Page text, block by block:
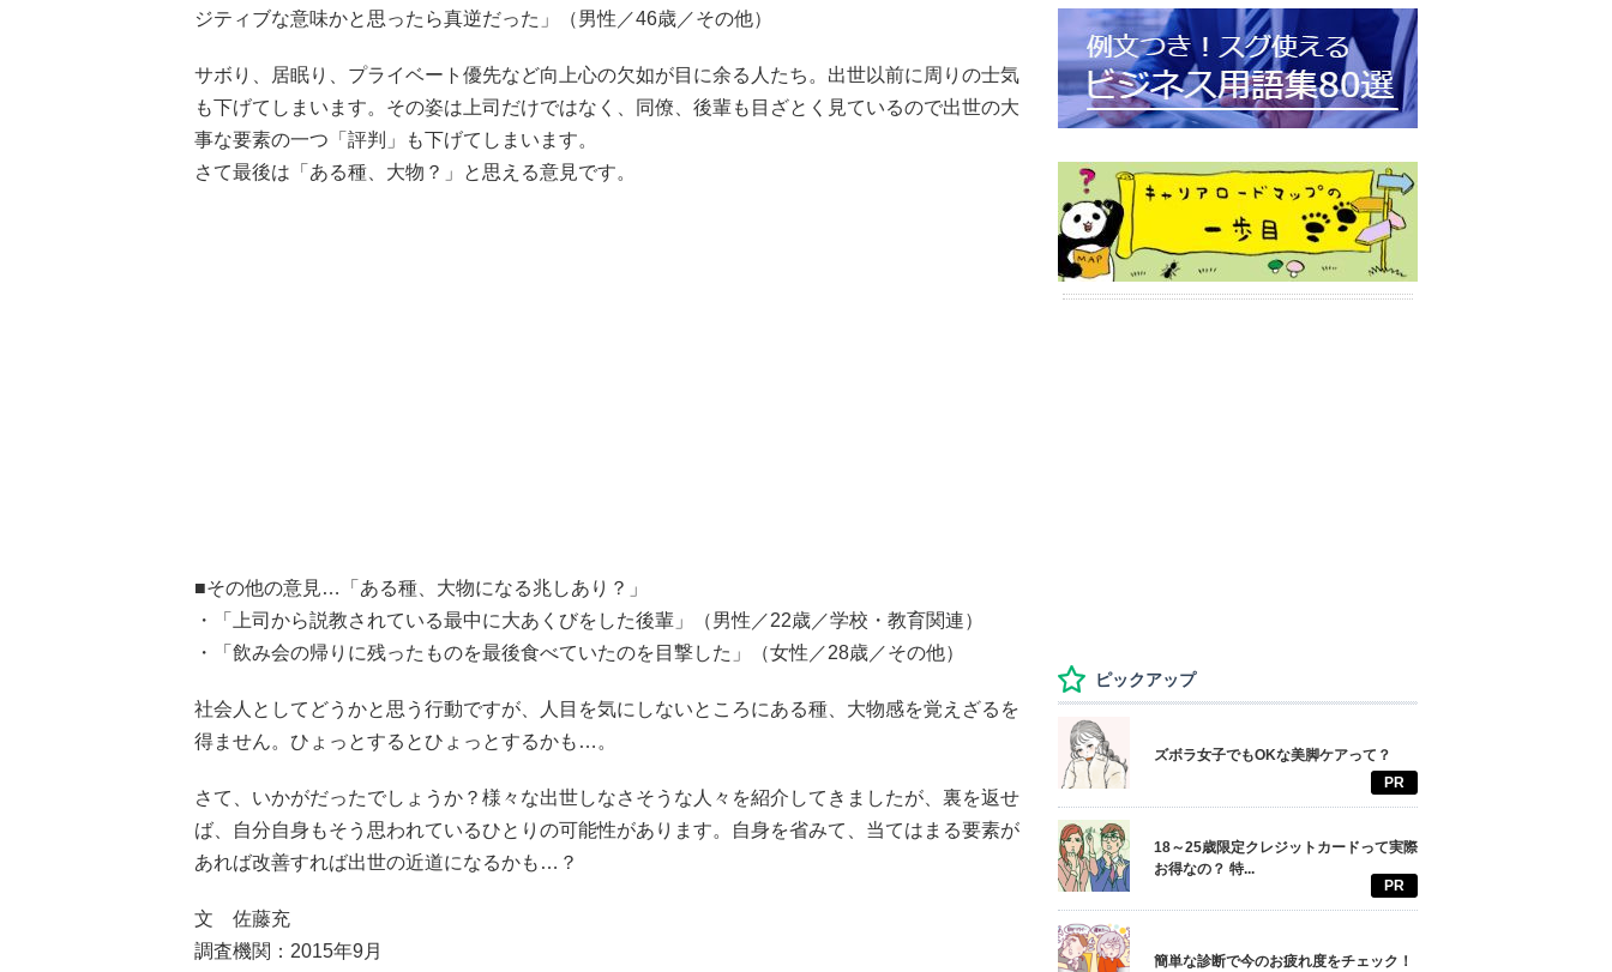
ジティブな意味かと思ったら真逆だった」（男性／46歳／その他）
サボり、居眠り、プライベート優先など向上心の欠如が目に余る人たち。出世以前に周りの士気
も下げてしまいます。その姿は上司だけではなく、同僚、後輩も目ざとく見ているので出世の大
事な要素の一つ「評判」も下げてしまいます。
さて最後は「ある種、大物？」と思える意見です。
■その他の意見…「ある種、大物になる兆しあり？」
・「上司から説教されている最中に大あくびをした後輩」（男性／22歳／学校・教育関連）
・「飲み会の帰りに残ったものを最後食べていたのを目撃した」（女性／28歳／その他）
社会人としてどうかと思う行動ですが、人目を気にしないところにある種、大物感を覚えざるを
得ません。ひょっとするとひょっとするかも…。
さて、いかがだったでしょうか？様々な出世しなさそうな人々を紹介してきましたが、裏を返せ
ば、自分自身もそう思われているひとりの可能性があります。自身を省みて、当てはまる要素が
あれば改善すれば出世の近道になるかも…？
文 佐藤充
調査機関：2015年9月
ピックアップ
ズボラ女子でもOKな美脚ケアって？
PR
18～25歳限定クレジットカードって実際
お得なの？ 特...
PR
簡単な診断で今のお疲れ度をチェック！